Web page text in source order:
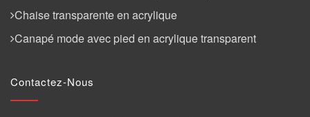
Chaise transparente en acrylique
Canapé mode avec pied en acrylique transparent
Contactez-Nous